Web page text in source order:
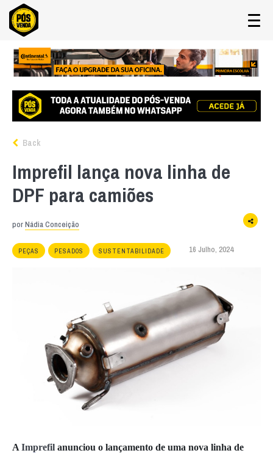
Back
Imprefil lança nova linha de
DPF para camiões
porNádia Conceição
PEÇAS PESADOS SUSTENTABILIDADE 16 Julho, 2024
A Imprefil anunciou o lançamento de uma nova linha de